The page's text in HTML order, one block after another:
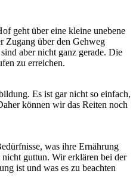
geht über eine kleine unebene
Zugang über den Gehweg
aber nicht ganz gerade. Die
zu erreichen.
Es ist gar nicht so einfach,
können wir das Reiten noch
was ihre Ernährung
guttun. Wir erklären bei der
ist und was es zu beachten